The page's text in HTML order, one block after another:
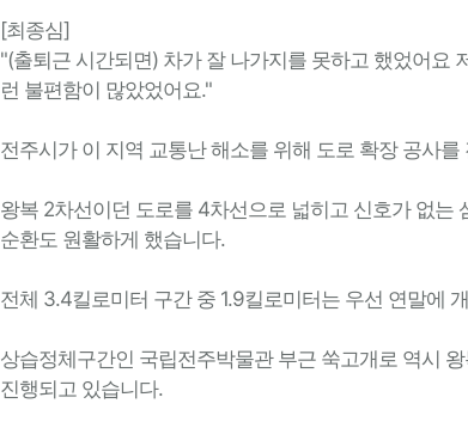
[최종심]
"(출퇴근 시간되면) 차가 잘 나가지를 못하고 했었어요
런 불편함이 많았었어요."
전주시가 이 지역 교통난 해소를 위해 도로 확장 공사를
왕복 2차선이던 도로를 4차선으로 넓히고 신호가 없는
순환도 원활하게 했습니다.
전체 3.4킬로미터 구간 중 1.9킬로미터는 우선 연말에
상습정체구간인 국립전주박물관 부근 쑥고개로 역시
진행되고 있습니다.